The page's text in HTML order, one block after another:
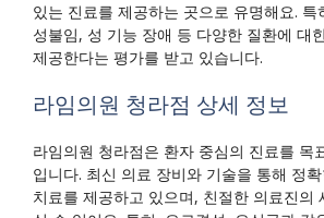
있는 진료를 제공하는 곳으로 유명해요.
성불임, 성 기능 장애 등 다양한 질환에 대
제공한다는 평가를 받고 있습니다.
라임의원 청라점 상세 정보
라임의원 청라점은 환자 중심의 진료를 목
입니다. 최신 의료 장비와 기술을 통해 정
치료를 제공하고 있으며, 친절한 의료진의